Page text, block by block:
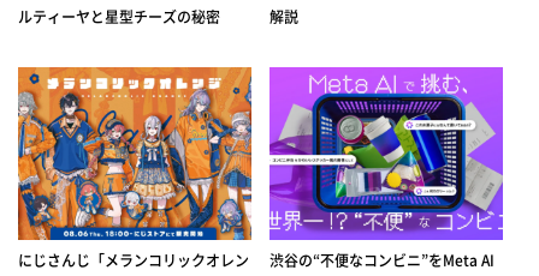
ルティーヤと星型チーズの秘密
解説
にじさんじ「メランコリックオレン
渋谷の“不便なコンビニ”をMeta AI